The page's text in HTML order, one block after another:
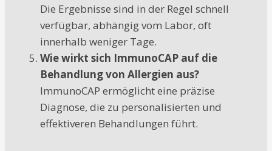
Die Ergebnisse sind in der Regel schnell
verfügbar, abhängig vom Labor, oft
innerhalb weniger Tage.
Wie wirkt sich ImmunoCAP auf die
Behandlung von Allergien aus?
ImmunoCAP ermöglicht eine präzise
Diagnose, die zu personalisierten und
effektiveren Behandlungen führt.